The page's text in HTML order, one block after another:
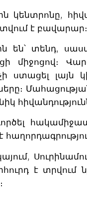
կենտրոնը,
է բավարար։
են՝ տենդ,
միջոցով։
ստացել լայն
է